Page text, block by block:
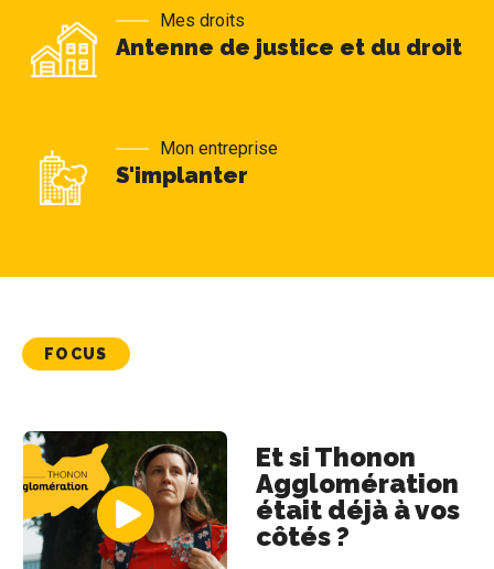
Mes droits
Antenne de justice et du droit
Mon entreprise
S'implanter
FOCUS
Et si Thonon
Agglomération
était déjà à vos
côtés ?